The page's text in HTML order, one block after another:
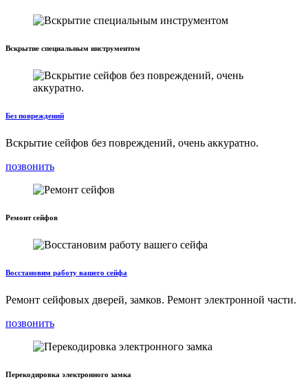
Вскрытие специальным инструментом
Без повреждений
Вскрытие сейфов без повреждений, очень аккуратно.
позвонить
Ремонт сейфов
Восстановим работу вашего сейфа
Ремонт сейфовых дверей, замков. Ремонт электронной части.
позвонить
Перекодировка электронного замка